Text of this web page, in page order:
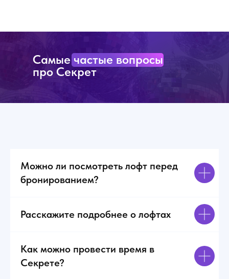
Самые частые вопросы
про Секрет
Можно ли посмотреть лофт перед
бронированием?
Расскажите подробнее о лофтах
Как можно провести время в
Секрете?